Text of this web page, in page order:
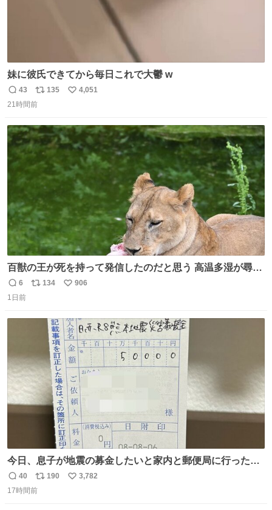
妹に彼氏できてから毎日これで大鬱 w
返
信
43
リ
ポ
ト
数
135
い
数
4,051
21時間前
百獣の王が死を持って発信したのだと思う 高温多湿が尋常
でない日本の夏 どうか早急に飼育の環境を見直して 動物の
命を護ってください…と 治療中のライオンが助かりますよ
動物公園にて 残念ながら個体の識別は出来ません
返
信
6
リ
134
い
数
906
1日前
今日、息子が地震の募金したいと家内と郵便局に行ったみ
たいです。おもちゃとか買う選択肢もあったと思うけど、
自分で貯めてた2万円を役に立てて欲しい、みんなも元気
返
信
40
リ
ポ
190
い
3,782
17時間前